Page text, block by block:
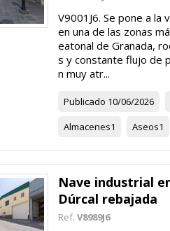
V9001J6. Se pone a
en una de las zonas
eatonal de Granada,
s y constante flujo de
n muy atr...
Publicado 10/06/2026
Almacenes1 Aseos1
Nave industrial
Dúrcal rebajada
Ref. V8989J6